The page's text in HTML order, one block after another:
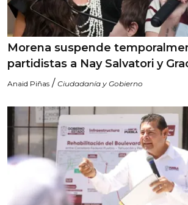
Morena suspende
partidistas a Nay Salvatori y
Anaid Piñas / Ciudadanía y Gobierno